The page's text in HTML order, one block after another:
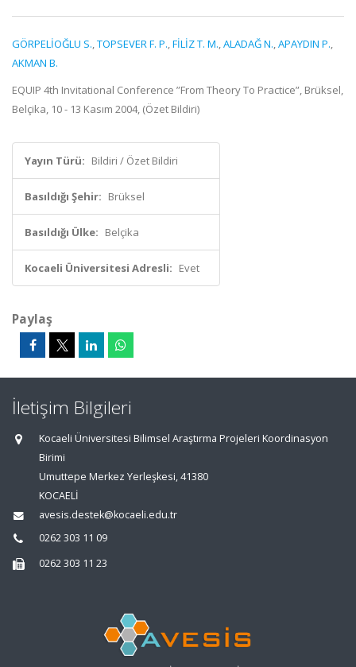
GÖRPELİOĞLU S.,TOPSEVER F. P.,FİLİZ T. M.,ALADAĞ N.,APAYDIN P.,
AKMAN B.
EQUIP 4th Invitational Conference ”From Theory To Practice”, Brüksel,
Belçika, 10 - 13 Kasım 2004, (Özet Bildiri)
Yayın Türü: Bildiri / Özet Bildiri
Basıldığı Şehir: Brüksel
Basıldığı Ülke: Belçika
Kocaeli Üniversitesi Adresli: Evet
Paylaş
İletişim Bilgileri
Kocaeli Üniversitesi Bilimsel Araştırma Projeleri Koordinasyon
Birimi
Umuttepe Merkez Yerleşkesi, 41380
KOCAELİ
avesis.destek@kocaeli.edu.tr
0262 303 11 09
0262 303 11 23